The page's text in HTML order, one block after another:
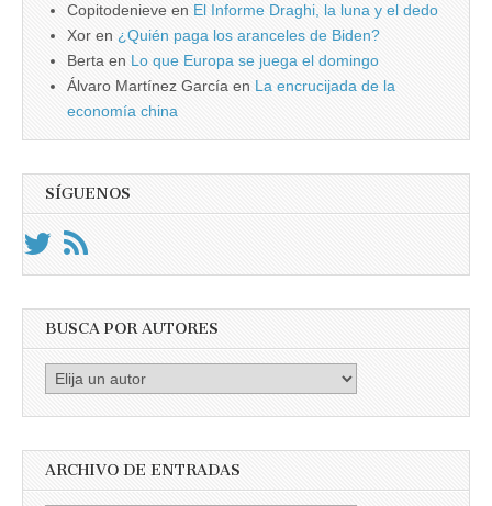
Copitodenieve en El Informe Draghi, la luna y el dedo
Xor en ¿Quién paga los aranceles de Biden?
Berta en Lo que Europa se juega el domingo
Álvaro Martínez García en La encrucijada de la
economía china
SÍGUENOS
BUSCA POR AUTORES
Busca
ARCHIVO DE ENTRADAS